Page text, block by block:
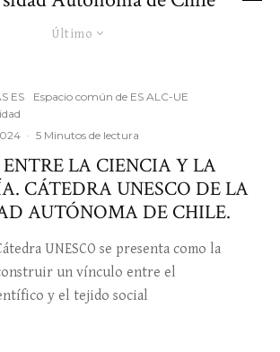
Último
ES
Espacio común de ES ALC-UE
· 5 Minutos de lectura
LA CIENCIA Y LA
CÁTEDRA UNESCO DE LA
AUTÓNOMA DE CHILE.
UNESCO se presenta como la
un vínculo entre el
y el tejido social